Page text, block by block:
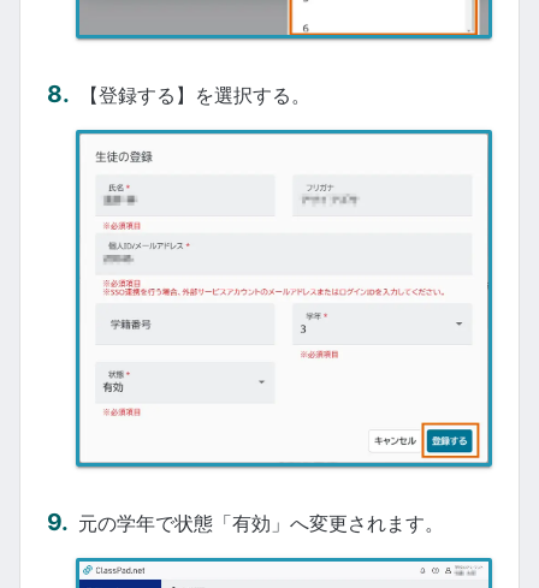
【登録する】を選択する。
元の学年で状態「有効」へ変更されます。